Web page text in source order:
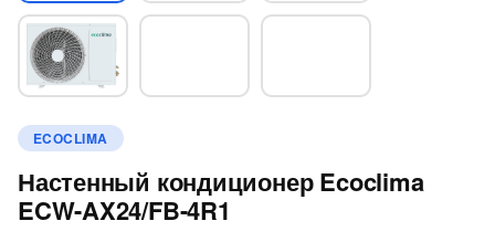
ECOCLIMA
Настенный кондиционер Ecoclima
ECW-AX24/FB-4R1